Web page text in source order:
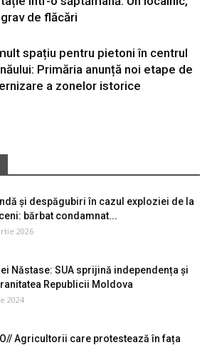
de flăcări
spațiu pentru pietoni în centrul
Primăria anunță noi etape de
a zonelor istorice
și despăgubiri în cazul exploziei de la
bărbat condamnat...
2026
Năstase: SUA sprijină independența și
Republicii Moldova
2024
Agricultorii care protestează în fața